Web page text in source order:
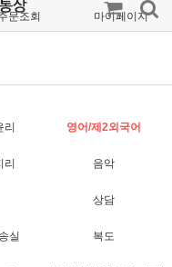
문조회 마이페이지
영어/제2외국어
음악
상담
실 복도